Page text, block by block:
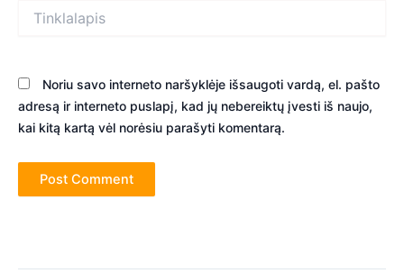
Noriu savo interneto naršyklėje išsaugoti vardą, el. pašto
adresą ir interneto puslapį, kad jų nebereiktų įvesti iš naujo,
kai kitą kartą vėl norėsiu parašyti komentarą.